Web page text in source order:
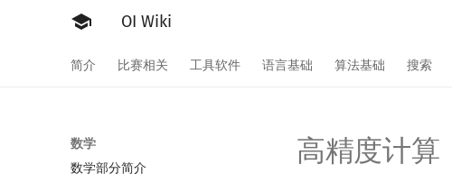
OI Wiki
简介 比赛相关 工具软件 语言基础 算法基础 搜索
数学
数学部分简介
高精度计算